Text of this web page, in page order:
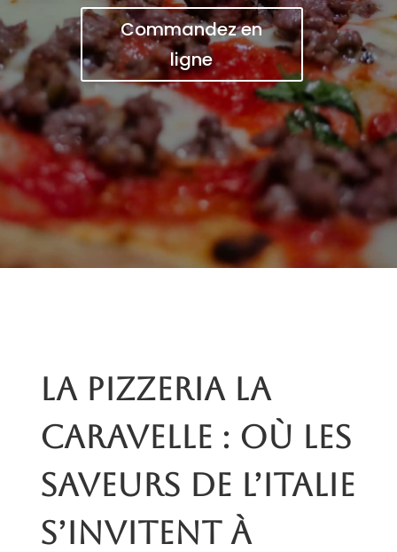
Commandez en
ligne
La pizzeria La
Caravelle : où les
saveurs de l’Italie
s’invitent à